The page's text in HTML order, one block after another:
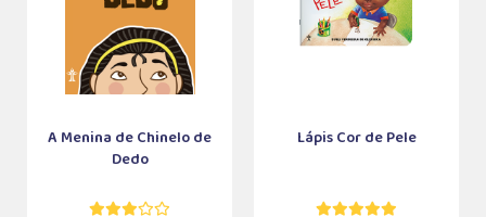
A Menina de Chinelo de
Dedo
Lápis Cor de Pele